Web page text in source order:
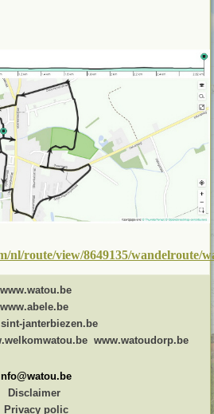
nl/route/view/8649135/wandelroute/
www.watou.be
www.abele.be
janterbiezen.be
www.watoudorp.be
Disclaimer
Privacy polic